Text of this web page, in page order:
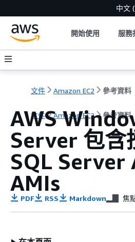
中文
開始使用 服務
文件 Amazon EC2 參考資料
文件 Amazon EC2 參考資料
AWS
Server 包含
SQL Server
AMIs
PDF RSS Markdown 焦